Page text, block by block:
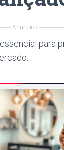
Anúncios
para